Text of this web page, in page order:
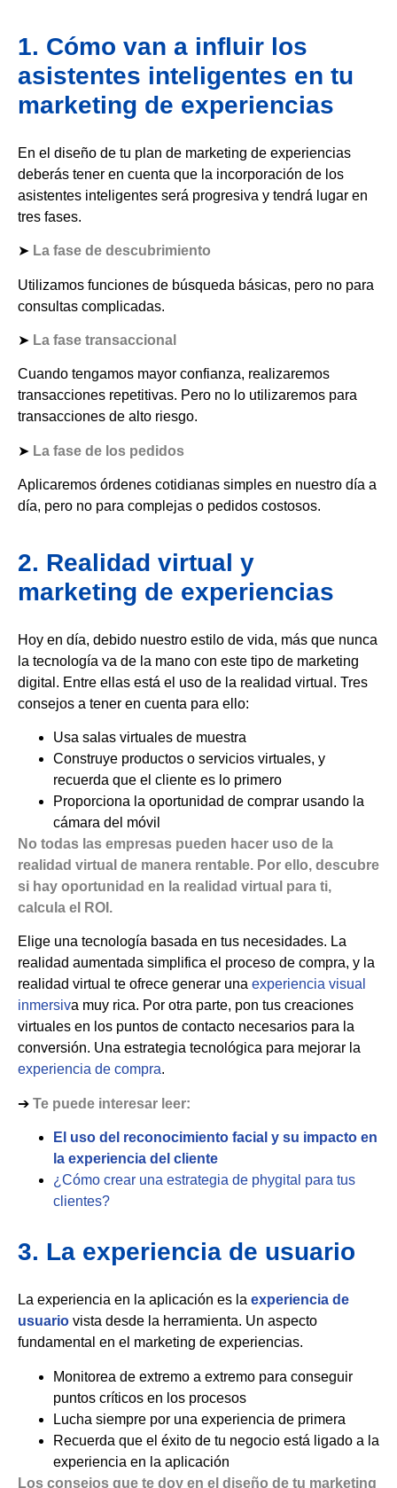
1. Cómo van a influir los
asistentes inteligentes en tu
marketing de experiencias
En el diseño de tu plan de marketing de experiencias
deberás tener en cuenta que la incorporación de los
asistentes inteligentes será progresiva y tendrá lugar en
tres fases.
➤ La fase de descubrimiento
Utilizamos funciones de búsqueda básicas, pero no para
consultas complicadas.
➤ La fase transaccional
Cuando tengamos mayor confianza, realizaremos
transacciones repetitivas. Pero no lo utilizaremos para
transacciones de alto riesgo.
➤ La fase de los pedidos
Aplicaremos órdenes cotidianas simples en nuestro día a
día, pero no para complejas o pedidos costosos.
2. Realidad virtual y
marketing de experiencias
Hoy en día, debido nuestro estilo de vida, más que nunca
la tecnología va de la mano con este tipo de marketing
digital. Entre ellas está el uso de la realidad virtual. Tres
consejos a tener en cuenta para ello:
Usa salas virtuales de muestra
Construye productos o servicios virtuales, y
recuerda que el cliente es lo primero
Proporciona la oportunidad de comprar usando la
cámara del móvil
No todas las empresas pueden hacer uso de la
realidad virtual de manera rentable. Por ello, descubre
si hay oportunidad en la realidad virtual para ti,
calcula el ROI.
Elige una tecnología basada en tus necesidades. La
realidad aumentada simplifica el proceso de compra, y la
realidad virtual te ofrece generar una experiencia visual
inmersiva muy rica. Por otra parte, pon tus creaciones
virtuales en los puntos de contacto necesarios para la
conversión. Una estrategia tecnológica para mejorar la
experiencia de compra.
➔ Te puede interesar leer:
El uso del reconocimiento facial y su impacto en
la experiencia del cliente
¿Cómo crear una estrategia de phygital para tus
clientes?
3. La experiencia de usuario
La experiencia en la aplicación es la experiencia de
usuario vista desde la herramienta. Un aspecto
fundamental en el marketing de experiencias.
Monitorea de extremo a extremo para conseguir
puntos críticos en los procesos
Lucha siempre por una experiencia de primera
Recuerda que el éxito de tu negocio está ligado a la
experiencia en la aplicación
Los consejos que te doy en el diseño de tu marketing